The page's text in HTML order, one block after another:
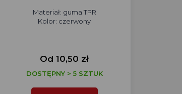
Materiał: guma TPR
Kolor: czerwony
Od 10,50 zł
DOSTĘPNY > 5 SZTUK